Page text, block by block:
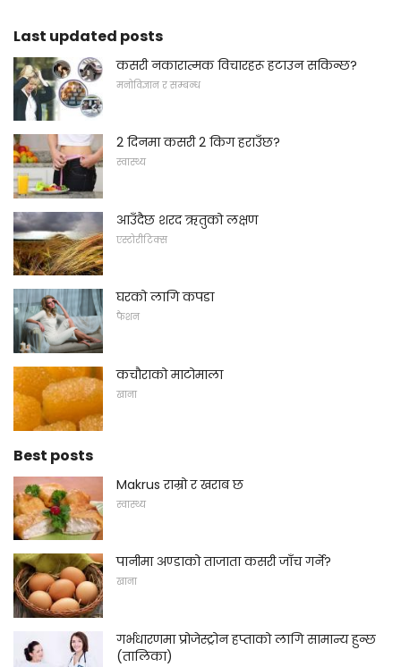
Last updated posts
कसरी नकारात्मक विचारहरू हटाउन सकिन्छ?
मनोविज्ञान र सम्बन्ध
2 दिनमा कसरी 2 किग हराउँछ?
स्वास्थ्य
आउँदैछ शरद ऋतुको लक्षण
एस्टोरीटिक्स
घरको लागि कपडा
फैशन
कचौराको माटोमाला
खाना
Best posts
Makrus राम्रो र खराब छ
स्वास्थ्य
पानीमा अण्डाको ताजाता कसरी जाँच गर्ने?
खाना
गर्भधारणमा प्रोजेस्ट्रोन हप्ताको लागि सामान्य हुन्छ
(तालिका)